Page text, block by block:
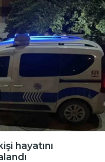
hayatını